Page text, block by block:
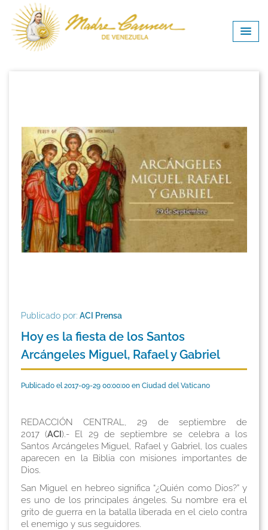
Publicado por: ACI Prensa
Hoy es la fiesta de los Santos
Arcángeles Miguel, Rafael y Gabriel
Publicado el 2017-09-29 00:00:00 en Ciudad del Vaticano
REDACCIÓN CENTRAL, 29 de septiembre de
2017 (ACI).- El 29 de septiembre se celebra a los
Santos Arcángeles Miguel, Rafael y Gabriel, los cuales
aparecen en la Biblia con misiones importantes de
Dios.
San Miguel en hebreo significa “¿Quién como Dios?” y
es uno de los principales ángeles. Su nombre era el
grito de guerra en la batalla liberada en el cielo contra
el enemigo y sus seguidores.